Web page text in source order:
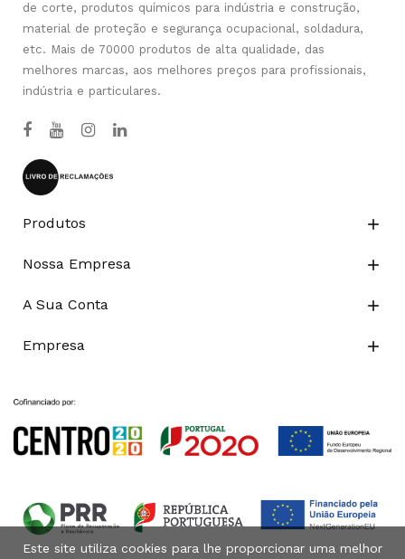
de corte, produtos químicos para indústria e construção,
material de proteção e segurança ocupacional, soldadura,
etc. Mais de 70000 produtos de alta qualidade, das
melhores marcas, aos melhores preços para profissionais,
indústria e particulares.
Produtos 
Nossa Empresa 
A Sua Conta 
Empresa 
Este site utiliza cookies para lhe proporcionar uma melhor